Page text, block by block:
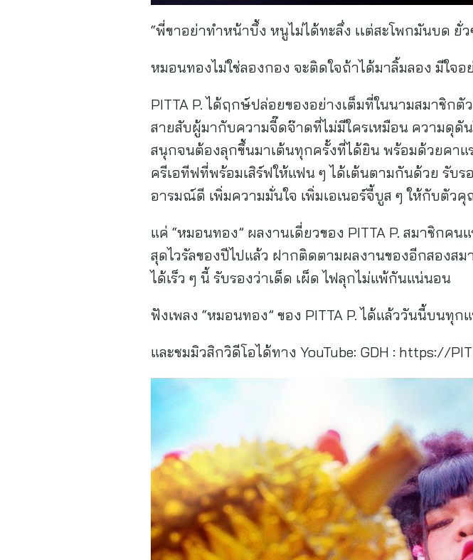
“พี่ขาอย่าทำหน้าบึ้ง หนูไม่ได้ทะลึ่ง เเต่สะโพกมันบด
หมอนทองไม่ใช่ลองกอง จะติดใจถ้าได้มาลิ้มลอง มีใจอ
PITTA P. ได้ฤกษ์ปล่อยของอย่างเต็มที่ในนามสมาชิกตั
สายสับผู้มากับความจี๊ดจ๊าดที่ไม่มีใครเหมือน ความดุดั
สนุกจนต้องลุกขึ้นมาเต้นทุกครั้งที่ได้ยิน พร้อมด้วยคา
ครีเอทีฟที่พร้อมเสิร์ฟให้แฟน ๆ ได้เต้นตามกันด้วย รับ
อารมณ์ดี เพิ่มความมั่นใจ เพิ่มเอเนอร์จี้บูส ๆ ให้กับตัว
แค่ “หมอนทอง” ผลงานเดี่ยวของ PITTA P. สมาชิกค
สุดไวรัลของปีไปแล้ว ฝากติดตามผลงานของอีกสองสม
ได้เร็ว ๆ นี้ รับรองว่าเด็ด เผ็ด ไฟลุกไม่แพ้กันแน่นอน
ฟังเพลง “หมอนทอง” ของ PITTA P. ได้แล้ววันนี้บน
และชมมิวสิกวิดีโอได้ทาง YouTube: GDH : https://